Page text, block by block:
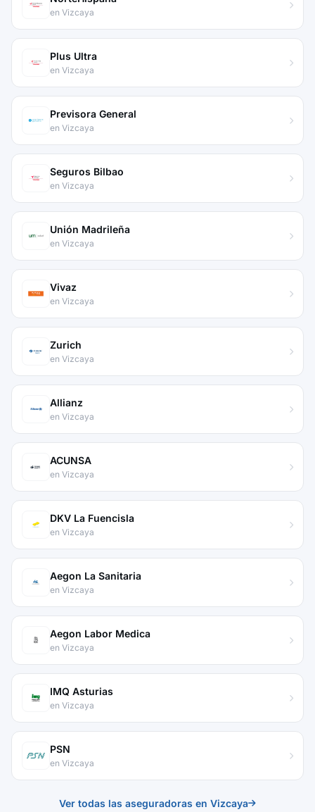
en Vizcaya
Plus Ultra
en Vizcaya
Previsora General
en Vizcaya
Seguros Bilbao
en Vizcaya
Unión Madrileña
en Vizcaya
Vivaz
en Vizcaya
Zurich
en Vizcaya
Allianz
en Vizcaya
ACUNSA
en Vizcaya
DKV La Fuencisla
en Vizcaya
Aegon La Sanitaria
en Vizcaya
Aegon Labor Medica
en Vizcaya
IMQ Asturias
en Vizcaya
PSN
en Vizcaya
Ver todas las aseguradoras en Vizcaya